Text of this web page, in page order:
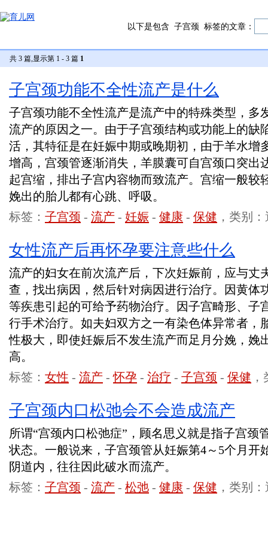
以下是包含 子宫颈 标签的文章：
共 3 篇,显示第 1 - 3 篇 1
子宫颈功能不全性流产是什么
子宫颈功能不全性流产是流产中的特殊类型，多
流产的原因之一。由于子宫颈结构或功能上的缺
活，其特征是在妊娠中期或晚期初，由于羊水增
增高，宫颈管逐渐消失，羊膜囊可自宫颈口突出
起宫缩，排出子宫内容物而致流产。宫缩一般较
娩出的胎儿都有心跳、呼吸。
标签： 子宫颈 - 流产 - 妊娠 - 健康 - 保健 ，类别
女性流产后再怀孕要注意些什么
流产的妇女在前次流产后，下次妊娠前，应与丈
查，找出病因，然后针对病因进行治疗。因黄体
等疾患引起的可给予药物治疗。因子宫畸形、子
行手术治疗。如夫妇双方之一有染色体异常者，
性极大，即使妊娠后不发生流产而足月分娩，娩
高。
标签： 女性 - 流产 -怀孕 - 治疗 - 子宫颈 - 保健
子宫颈内口松弛会不会造成流产
所谓“宫颈内口松弛症”，顾名思义就是指子宫颈
状态。一般说来，子宫颈管从妊娠第4～5个月开
阴道内，往往因此破水而流产。
标签： 子宫颈 - 流产 - 松弛 - 健康 - 保健 ，类别